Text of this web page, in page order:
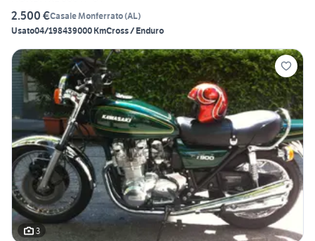
2.500 €Casale Monferrato(AL)
Usato04/198439000 KmCross / Enduro
3